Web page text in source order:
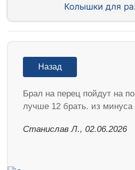
Колышки для
Назад
Брал на перец пойдут на
лучше 12 брать. из
Станислав Л., 02.06.2026